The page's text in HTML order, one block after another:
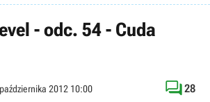
- odc. 54 - Cuda
2012 10:00 28